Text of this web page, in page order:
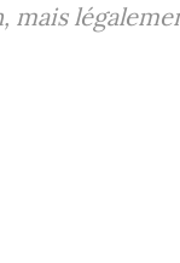
mais